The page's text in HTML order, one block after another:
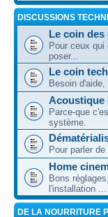
DISCUSSIONS
Le coin
Pour ceux
poser...
Le coin
Besoin
Acoustique
Parce-que
système.
Pour parler
Home
Bons
l'installation ...
DE LA NOURRITURE